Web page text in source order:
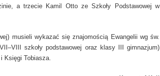
a trzecie Kamil Otto ze Szkoły Podstawowej w
musieli wykazać się znajomością Ewangelii wg św.
szkoły podstawowej oraz klasy III gimnazjum)
Księgi Tobiasza.